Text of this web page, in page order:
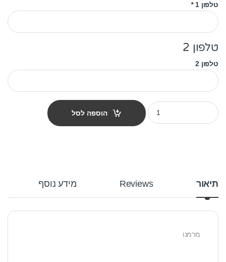
טלפון 1 *
טלפון 2
טלפון 2
תג שם לפי גזע כלב - מרמנו quantity
הוספה לסל
תיאור Reviews מידע נוסף
מרמנו